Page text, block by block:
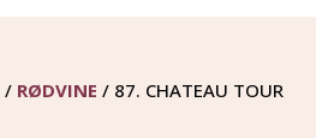
/ RØDVINE / 87. CHATEAU TOUR